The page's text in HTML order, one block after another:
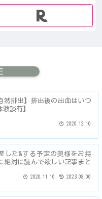
然排出】排出後の出血はいつ
談有】
2020.12.10
した&する予定の奥様をお持
絶対に読んで欲しい記事まと
2020.11.16 2023.08.06